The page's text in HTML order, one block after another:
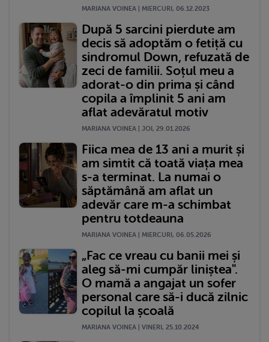
MARIANA VOINEA | MIERCURI, 06.12.2023
După 5 sarcini pierdute am
decis să adoptăm o fetiță cu
sindromul Down, refuzată de
zeci de familii. Soțul meu a
adorat-o din prima și când
copila a împlinit 5 ani am
aflat adevăratul motiv
MARIANA VOINEA | JOI, 29.01.2026
Fiica mea de 13 ani a murit și
am simtit că toată viața mea
s-a terminat. La numai o
săptămână am aflat un
adevăr care m-a schimbat
pentru totdeauna
MARIANA VOINEA | MIERCURI, 06.05.2026
„Fac ce vreau cu banii mei și
aleg să-mi cumpăr liniștea".
O mamă a angajat un sofer
personal care să-i ducă zilnic
copilul la școală
MARIANA VOINEA | VINERI, 25.10.2024